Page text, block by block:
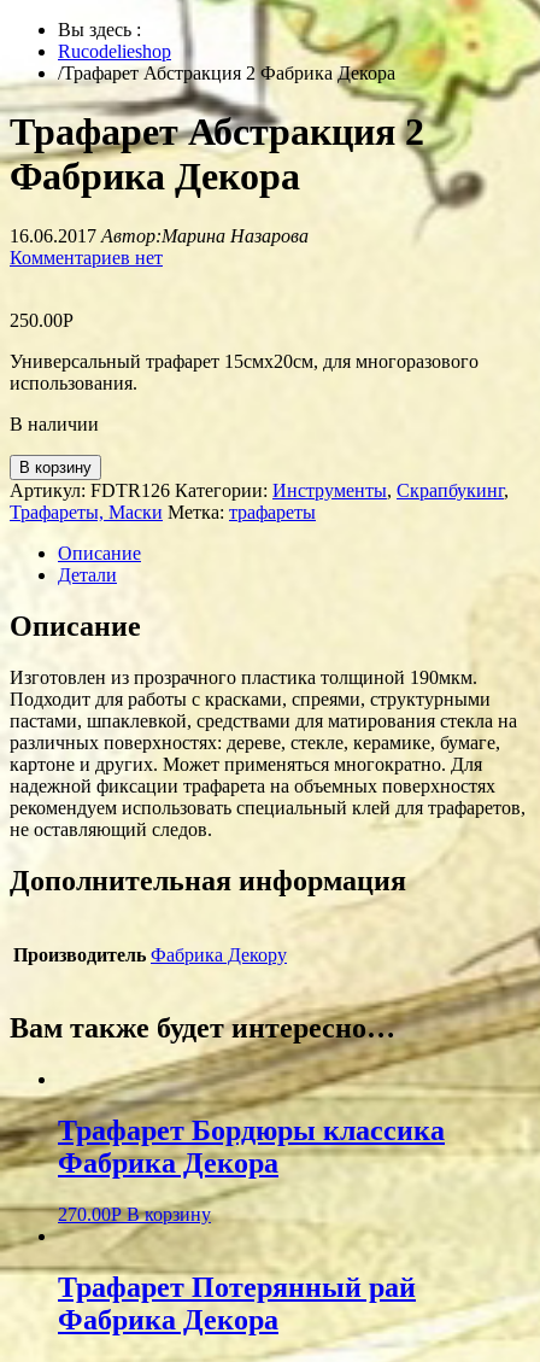
Вы здесь :
Rucodelieshop
/Трафарет Абстракция 2 Фабрика Декора
Трафарет Абстракция 2
Фабрика Декора
16.06.2017 Автор:Марина Назарова
Комментариев нет
250.00Р
Универсальный трафарет 15смх20см, для многоразового
использования.
В наличии
В корзину
Артикул: FDTR126 Категории: Инструменты, Скрапбукинг,
Трафареты, Маски Метка: трафареты
Описание
Детали
Описание
Изготовлен из прозрачного пластика толщиной 190мкм.
Подходит для работы с красками, спреями, структурными
пастами, шпаклевкой, средствами для матирования стекла на
различных поверхностях: дереве, стекле, керамике, бумаге,
картоне и других. Может применяться многократно. Для
надежной фиксации трафарета на объемных поверхностях
рекомендуем использовать специальный клей для трафаретов,
не оставляющий следов.
Дополнительная информация
Производитель Фабрика Декору
Вам также будет интересно…
Трафарет Бордюры классика
Фабрика Декора
270.00Р В корзину
Трафарет Потерянный рай
Фабрика Декора